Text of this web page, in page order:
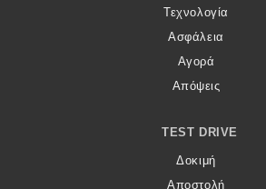
Τεχνολογία
Ασφάλεια
Αγορά
Απόψεις
TEST DRIVE
Δοκιμή
Αποστολή